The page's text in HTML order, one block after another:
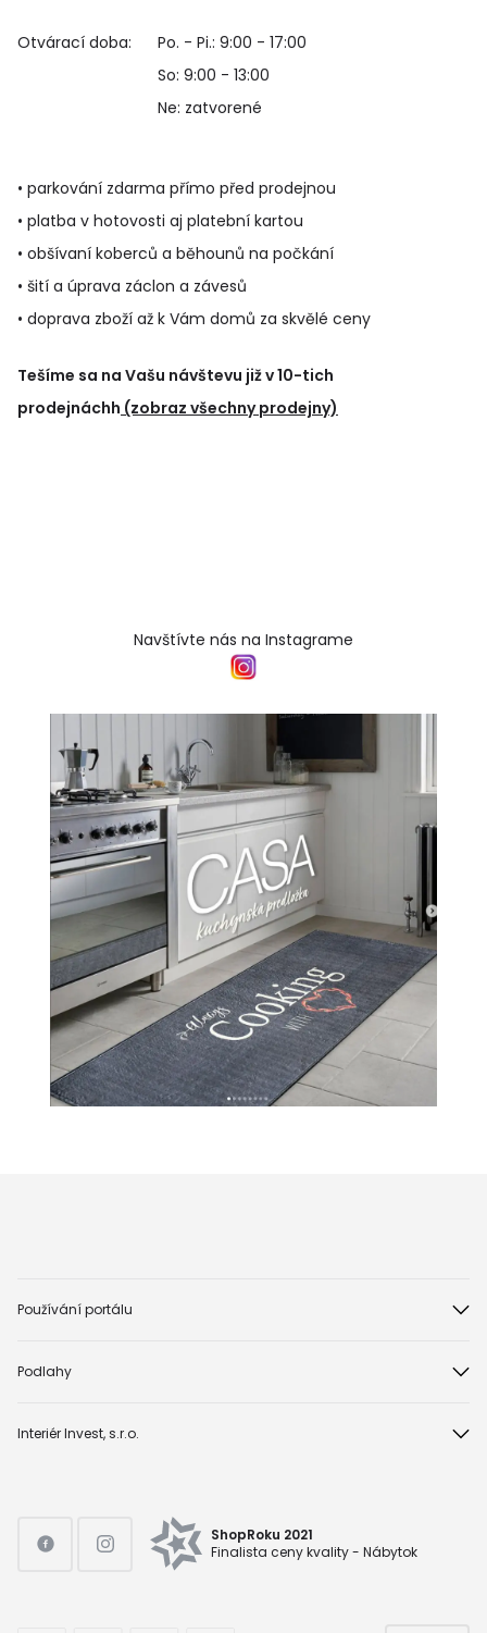
Otvárací doba:
Po. - Pi.: 9:00 - 17:00
So: 9:00 - 13:00
Ne: zatvorené
• parkování zdarma přímo před prodejnou
• platba v hotovosti aj platební kartou
• obšívaní koberců a běhounů na počkání
• šití a úprava záclon a závesů
• doprava zboží až k Vám domů za skvělé ceny
Tešíme sa na Vašu návštevu již v 10-tich
prodejnáchh (zobraz všechny prodejny)
Navštívte nás na Instagrame
Používání portálu
Podlahy
Interiér Invest, s.r.o.
ShopRoku 2021
Finalista ceny kvality - Nábytok